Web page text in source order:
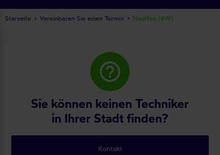
help_outline
Sie können keinen Techniker
in Ihrer Stadt finden?
Kontakt
Starseite Vereinbaren Sie einen Termin Neuffen (BW)